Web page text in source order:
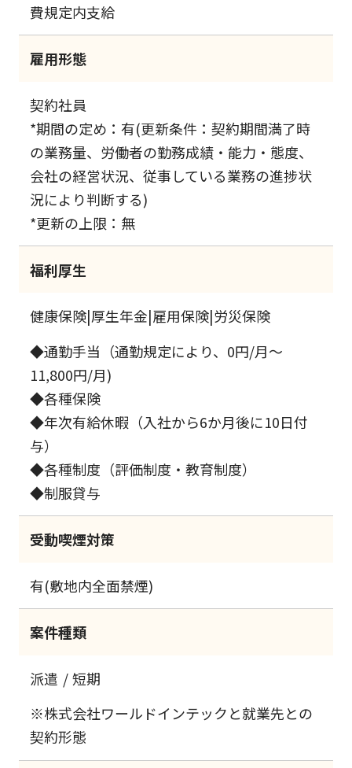
費規定内支給
雇用形態
契約社員
*期間の定め：有(更新条件：契約期間満了時
の業務量、労働者の勤務成績・能力・態度、
会社の経営状況、従事している業務の進捗状
況により判断する)
*更新の上限：無
福利厚生
健康保険|厚生年金|雇用保険|労災保険
◆通勤手当（通勤規定により、0円/月～
11,800円/月)
◆各種保険
◆年次有給休暇（入社から6か月後に10日付
与）
◆各種制度（評価制度・教育制度）
◆制服貸与
受動喫煙対策
有(敷地内全面禁煙)
案件種類
派遣
短期
※株式会社ワールドインテックと就業先との
契約形態